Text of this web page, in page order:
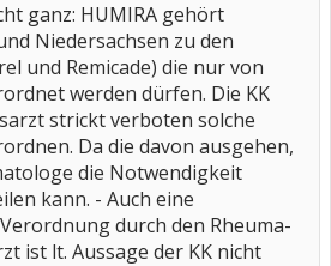
ganz: HUMIRA gehört
Niedersachsen zu den
und Remicade) die nur von
werden dürfen. Die KK
strickt verboten solche
Da die davon ausgehen,
die Notwendigkeit
kann. - Auch eine
durch den Rheuma-
ist lt. Aussage der KK nicht